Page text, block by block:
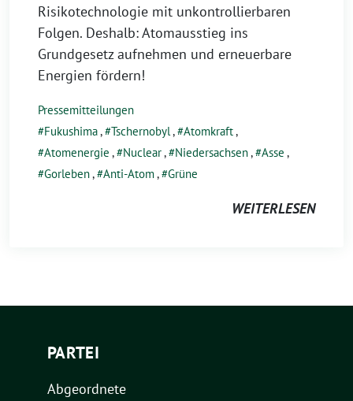
Risikotechnologie mit unkontrollierbaren
Folgen. Deshalb: Atomausstieg ins
Grundgesetz aufnehmen und erneuerbare
Energien fördern!
Pressemitteilungen
Fukushima, Tschernobyl, Atomkraft,
Atomenergie , Nuclear, Niedersachsen, Asse ,
Gorleben, Anti-Atom, Grüne
WEITERLESEN
PARTEI
Abgeordnete